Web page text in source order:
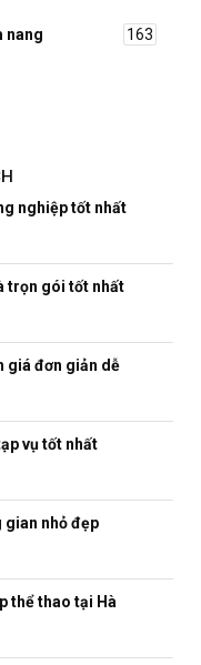
nang 163
nghiệp tốt nhất
trọn gói tốt nhất
giá đơn giản dễ
vụ tốt nhất
gian nhỏ đẹp
thể thao tại Hà